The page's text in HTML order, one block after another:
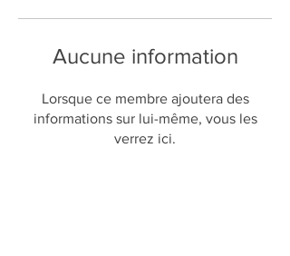
Aucune information
Lorsque ce membre ajoutera des
informations sur lui-même, vous les
verrez ici.